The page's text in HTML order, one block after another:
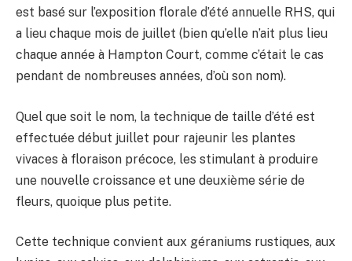
est basé sur l’exposition florale d’été annuelle RHS, qui
a lieu chaque mois de juillet (bien qu’elle n’ait plus lieu
chaque année à Hampton Court, comme c’était le cas
pendant de nombreuses années, d’où son nom).
Quel que soit le nom, la technique de taille d’été est
effectuée début juillet pour rajeunir les plantes
vivaces à floraison précoce, les stimulant à produire
une nouvelle croissance et une deuxième série de
fleurs, quoique plus petite.
Cette technique convient aux géraniums rustiques, aux